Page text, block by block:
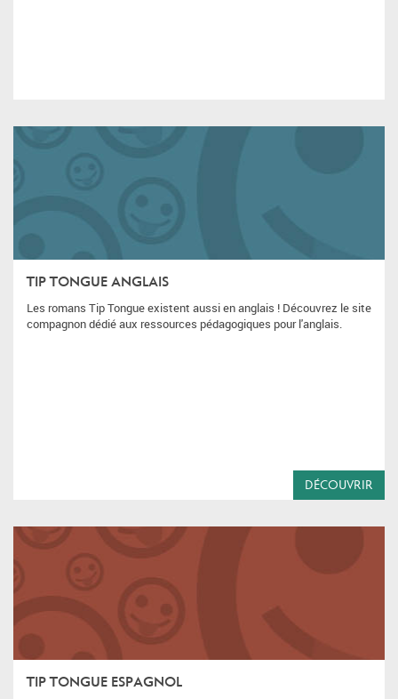
TIP TONGUE ANGLAIS
Les romans Tip Tongue existent aussi en anglais ! Découvrez le site
compagnon dédié aux ressources pédagogiques pour l'anglais.
DÉCOUVRIR
TIP TONGUE ESPAGNOL